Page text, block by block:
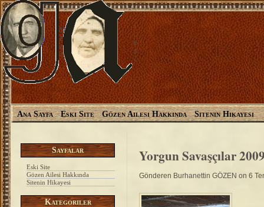
ö
z
e
n
i
L
e
s
i
Ana Sayfa Eski Site Gözen Ailesi Hakkında Sitenin Hikayesi
Sayfalar
Eski Site
Gözen Ailesi Hakkında
Sitenin Hikayesi
Kategoriler
Yorgun Savaşçılar
Gönderen Burhanettin GÖZEN on 6